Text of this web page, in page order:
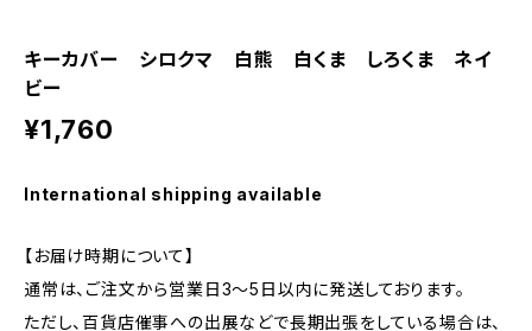
キーカバー シロクマ 白熊 白くま しろくま ネイ
ビー
¥1,760
International shipping available
【お届け時期について】
通常は、ご注文から営業日3〜5日以内に発送しております。
ただし、百貨店催事への出展などで長期出張をしている場合は、